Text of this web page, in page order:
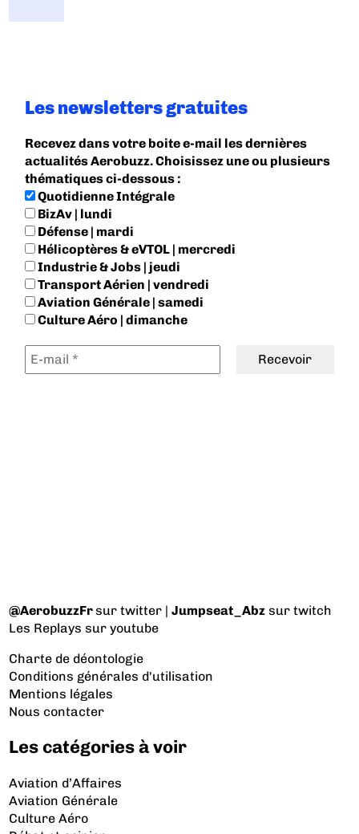
Les newsletters gratuites
Recevez dans votre boite e-mail les dernières
actualités Aerobuzz. Choisissez une ou plusieurs
thématiques ci-dessous :
Quotidienne Intégrale
BizAv | lundi
Défense | mardi
Hélicoptères & eVTOL | mercredi
Industrie & Jobs | jeudi
Transport Aérien | vendredi
Aviation Générale | samedi
Culture Aéro | dimanche
@AerobuzzFrsur twitter |Jumpseat_Abz sur twitch
Les Replays sur youtube
Charte de déontologie
Conditions générales d'utilisation
Mentions légales
Nous contacter
Les catégories à voir
Aviation d’Affaires
Aviation Générale
Culture Aéro